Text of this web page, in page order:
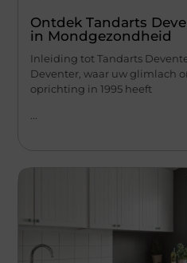
Ontdek Tandarts
in Mondgezondheid
Inleiding tot Tandarts
Deventer, waar uw glimlach
oprichting in 1995 heeft
...